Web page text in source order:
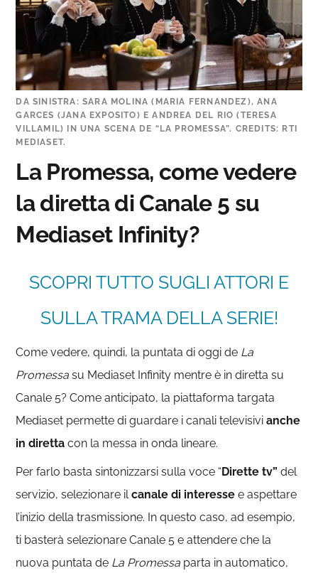
DA SINISTRA: SARA MOLINA (MARIA FERNANDEZ), ANA
GARCES (JANA EXPOSITO) E ANDREA DEL RIO (TERESA
VILLAMIL) IN UNA SCENA DE “LA PROMESSA”. CREDITS: RTI
MEDIASET.
La Promessa, come vedere
la diretta di Canale 5 su
Mediaset Infinity?
SCOPRI TUTTO SUGLI ATTORI E
SULLA TRAMA DELLA SERIE!
Come vedere, quindi, la puntata di oggi de La
Promessasu Mediaset Infinity mentre è in diretta su
Canale 5? Come anticipato, la piattaforma targata
Mediaset permette di guardare i canali televisivi anche
in diretta con la messa in onda lineare.
Per farlo basta sintonizzarsi sulla voce “Dirette tv” del
servizio, selezionare ilcanale di interesse e aspettare
l’inizio della trasmissione. In questo caso, ad esempio,
ti basterà selezionare Canale 5 e attendere che la
nuova puntata de La Promessa parta in automatico,